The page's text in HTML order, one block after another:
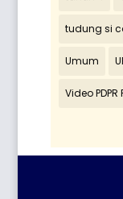
tudung si
Umum
Video